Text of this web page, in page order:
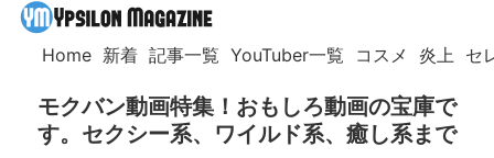
Home 新着 記事一覧 YouTuber一覧 コスメ 炎上 セ
モクバン動画特集！おもしろ動画の宝庫で
す。セクシー系、ワイルド系、癒し系まで